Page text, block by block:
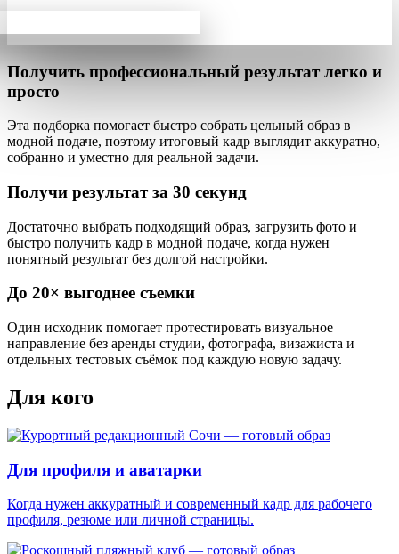
Получить профессиональный результат легко и
просто
Эта подборка помогает быстро собрать цельный образ в
модной подаче, поэтому итоговый кадр выглядит аккуратно,
собранно и уместно для реальной задачи.
Получи результат за 30 секунд
Достаточно выбрать подходящий образ, загрузить фото и
быстро получить кадр в модной подаче, когда нужен
понятный результат без долгой настройки.
До 20× выгоднее съемки
Один исходник помогает протестировать визуальное
направление без аренды студии, фотографа, визажиста и
отдельных тестовых съёмок под каждую новую задачу.
Для кого
Для профиля и аватарки
Когда нужен аккуратный и современный кадр для рабочего
профиля, резюме или личной страницы.